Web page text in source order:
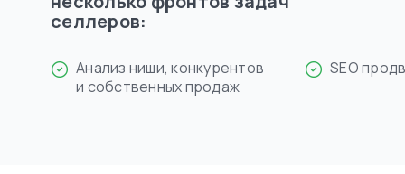
селлеров:
Анализ ниши, конкурентов
и собственных продаж
SEO